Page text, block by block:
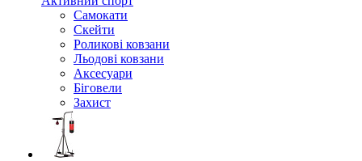
Самокати
Скейти
Роликові ковзани
Льодові ковзани
Аксесуари
Біговели
Захист